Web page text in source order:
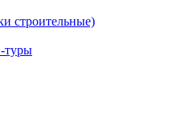
строительные)
туры